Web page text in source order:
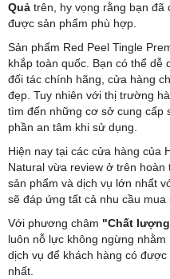
Quả trên, hy vọng rằng bạn đã
được sản phẩm phù hợp.
Sản phẩm Red Peel Tingle
khắp toàn quốc. Bạn có thể dễ
đối tác chính hãng, cửa hàng
đẹp. Tuy nhiên với thị trường
tìm đến những cơ sở cung cấp
phần an tâm khi sử dụng.
Hiện nay tại các cửa hàng của
Natural vừa review ở trên
sản phẩm và dịch vụ lớn nhất
sẽ đáp ứng tất cả nhu cầu mua
Với phương châm "Chất
luôn nỗ lực không ngừng
dịch vụ để khách hàng có
nhất.